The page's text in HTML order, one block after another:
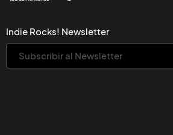
Indie Rocks! Newsletter